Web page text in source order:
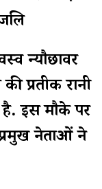
न्यौछावर
प्रतीक रानी
है. इस मौके पर
प्रमुख नेताओं ने